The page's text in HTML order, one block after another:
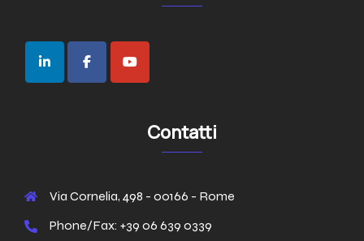
Contatti
Via Cornelia, 498 - 00166 - Rome
Phone/Fax: +39 06 639 0339